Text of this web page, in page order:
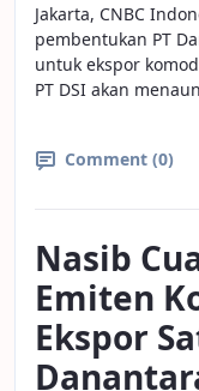
Jakarta, CNBC
pembentukan PT
untuk ekspor
PT DSI akan
Comment (0)
Nasib
Emiten
Ekspor